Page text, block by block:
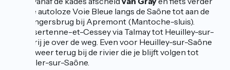
over de autoloze Voie Bleue langs de Saône tot aan de
voetgangersbrug bij Apremont (Mantoche-sluis).
Van Essertenne-et-Cessey via Talmay tot Heuilley-sur-
Saône rij je over de weg. Even voor Heuilley-sur-Saône
kom je weer terug bij de rivier die je blijft volgen tot
Pontailler-sur-Saône.